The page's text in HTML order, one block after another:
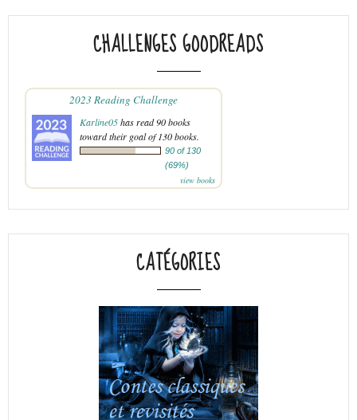
CHALLENGES GOODREADS
2023 Reading Challenge
Karline05has read 90 books
toward their goal of 130 books.
90 of 130
(69%)
view books
CATÉGORIES